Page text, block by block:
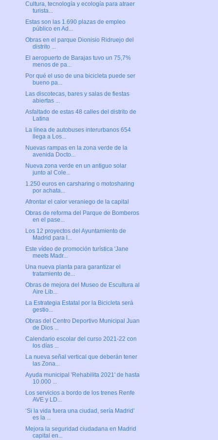
Cultura, tecnología y ecología para atraer
turista...
Estas son las 1.690 plazas de empleo
público en Ad...
Obras en el parque Dionisio Ridruejo del
distrito ...
El aeropuerto de Barajas tuvo un 75,7%
menos de pa...
Por qué el uso de una bicicleta puede ser
bueno pa...
Las discotecas, bares y salas de fiestas
abiertas ...
Asfaltado de estas 48 calles del distrito de
Latina
La línea de autobuses interurbanos 654
llega a Los...
Nuevas rampas en la zona verde de la
avenida Docto...
Nueva zona verde en un antiguo solar
junto al Cole...
1.250 euros en carsharing o motosharing
por achata...
Afrontar el calor veraniego de la capital
Obras de reforma del Parque de Bomberos
en el pase...
Los 12 proyectos del Ayuntamiento de
Madrid para l...
Este vídeo de promoción turística 'Jane
meets Madr...
Una nueva planta para garantizar el
tratamiento de...
Obras de mejora del Museo de Escultura al
Aire Lib...
La Estrategia Estatal por la Bicicleta será
gestio...
Obras del Centro Deportivo Municipal Juan
de Dios ...
Calendario escolar del curso 2021-22 con
los días ...
La nueva señal vertical que deberán tener
las Zona...
Ayuda municipal 'Rehabilita 2021' de hasta
10.000 ...
Los servicios a bordo de los trenes Renfe
AVE y LD...
‘Si la vida fuera una ciudad, sería Madrid’
es la ...
Mejora la seguridad ciudadana en Madrid
capital en...